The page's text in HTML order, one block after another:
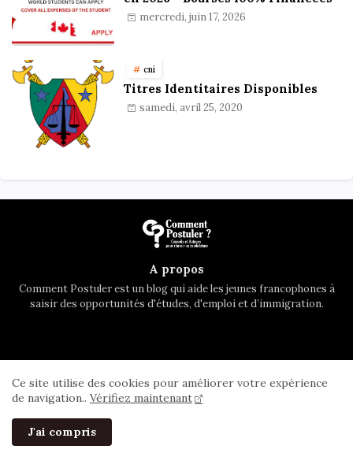
mercredi, juin 17, 2026
cni
Titres Identitaires Disponibles
samedi, avril 25, 2020
A propos
Comment Postuler est un blog qui aide les jeunes francophones à
saisir des opportunités d'études, d'emploi et d’immigration.
All Right Reserved Copyright ©
Privacy Policy
Ce site utilise des cookies pour améliorer votre expérience
de navigation.. Vérifiez maintenant
J'ai compris